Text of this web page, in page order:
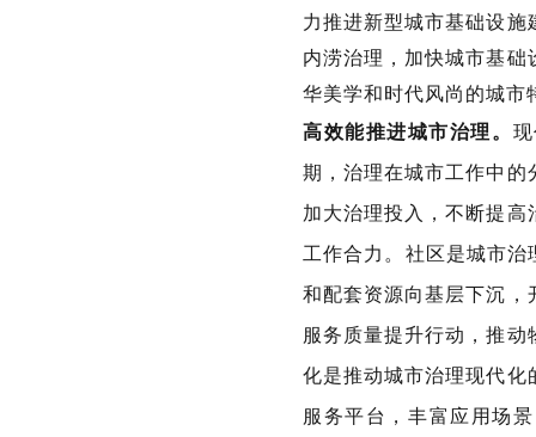
力推进新型城市基础设
内涝治理，加快城市基
华美学和时代风尚的城市
高效能推进城市治理。
期，治理在城市工作中
加大治理投入，不断提
工作合力。社区是城市
和配套资源向基层下沉
服务质量提升行动，推
化是推动城市治理现代
服务平台，丰富应用场